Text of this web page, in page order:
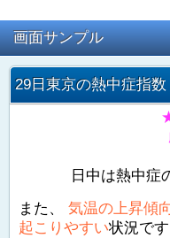
画面サンプル
29日東京の熱中症指数
日中は熱中症
また、 気温の上昇傾
起こりやすい状況で